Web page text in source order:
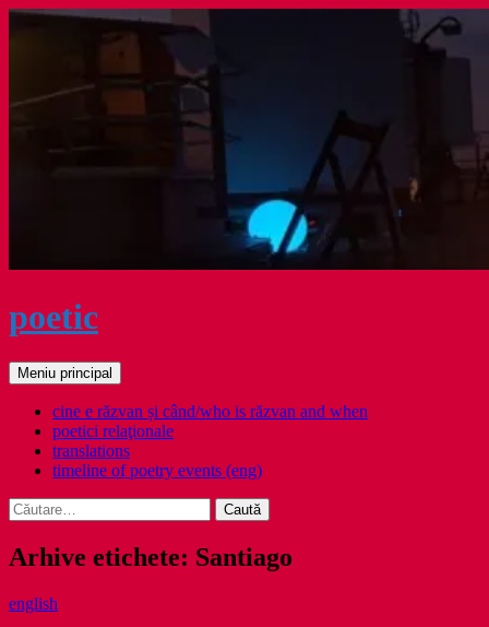
poetic
Caută
Meniu principal
cine e răzvan și când/who is răzvan and when
poetici relaţionale
translations
timeline of poetry events (eng)
Caută
după:
Arhive etichete: Santiago
english